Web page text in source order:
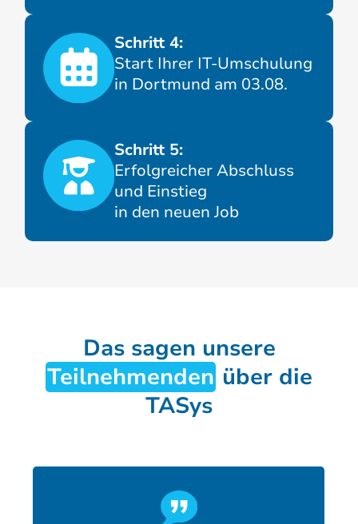
Schritt 4:
Start Ihrer IT-Umschulung
in Dortmund am 03.08.
Schritt 5:
Erfolgreicher Abschluss
und Einstieg
in den neuen Job
Das sagen unsere
Teilnehmenden über die
TASys